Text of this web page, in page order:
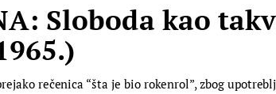
Sloboda kao
rečenica “šta je bio rokenrol”, zbog